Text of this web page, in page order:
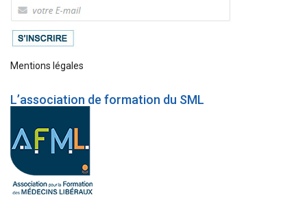
Mentions légales
L’association de formation du SML